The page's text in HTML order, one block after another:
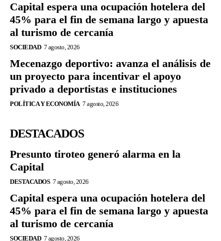
Capital espera una ocupación hotelera del
45% para el fin de semana largo y apuesta
al turismo de cercanía
SOCIEDAD 7 agosto, 2026
Mecenazgo deportivo: avanza el análisis de
un proyecto para incentivar el apoyo
privado a deportistas e instituciones
POLÍTICA Y ECONOMÍA 7 agosto, 2026
DESTACADOS
Presunto tiroteo generó alarma en la
Capital
DESTACADOS 7 agosto, 2026
Capital espera una ocupación hotelera del
45% para el fin de semana largo y apuesta
al turismo de cercanía
SOCIEDAD 7 agosto, 2026